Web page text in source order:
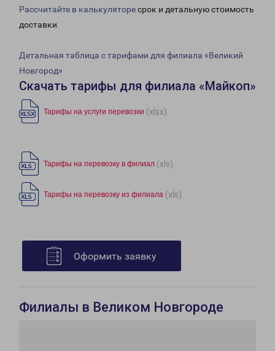
Рассчитайте в калькуляторесрок и детальную стоимость
доставки.
Детальная таблица с тарифами для филиала «Великий
Новгород»
Скачать тарифы для филиала «Майкоп»
Тарифы на услуги перевозки (xlsx)
Тарифы на перевозку в филиал (xls)
Тарифы на перевозку из филиала (xls)
Оформить заявку
Филиалы в Великом Новгороде